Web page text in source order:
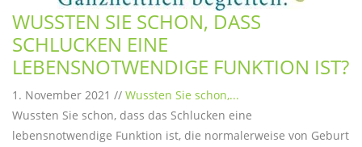
WUSSTEN SIE SCHON, DASS
SCHLUCKEN EINE
LEBENSNOTWENDIGE FUNKTION IST?
1. November 2021 // Wussten Sie schon,...
Wussten Sie schon, dass das Schlucken eine
lebensnotwendige Funktion ist, die normalerweise von Geburt